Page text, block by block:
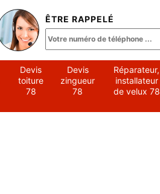
ÊTRE RAPPELÉ
Devis
toiture
78
Devis
zingueur
78
Réparateur,
installateur
de velux 78